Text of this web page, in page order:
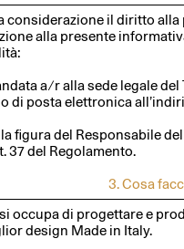
considerazione il diritto
alla presente
a ⁄ r alla sede legale
di posta elettronica
figura del Responsabile
37 del Regolamento.
3. Cosa
occupa di progettare e
design Made in Italy.